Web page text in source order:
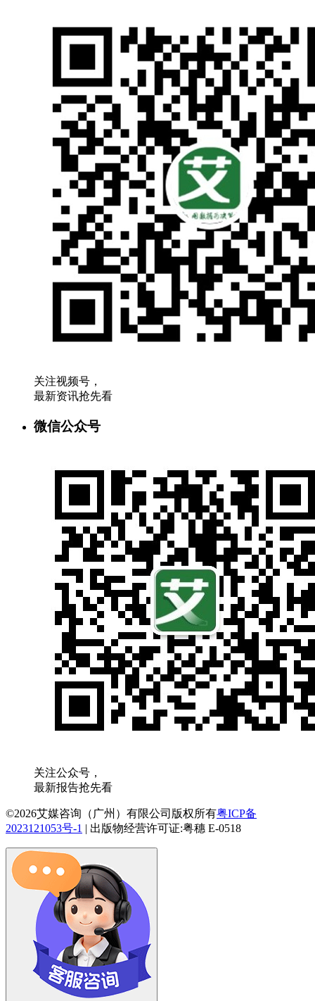
关注视频号，
最新资讯抢先看
微信公众号
关注公众号，
最新报告抢先看
©2026艾媒咨询（广州）有限公司版权所有粤ICP备
2023121053号-1 | 出版物经营许可证:粤穗 E-0518